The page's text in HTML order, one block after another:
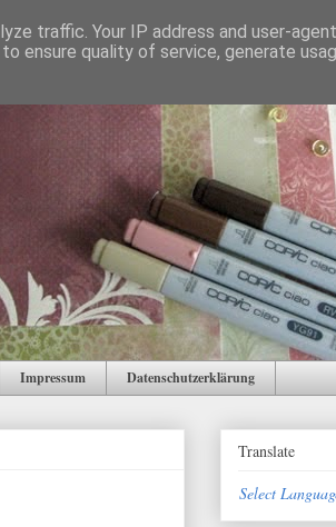
Impressum Datenschutzerklärung
Translate
Select
traffic. Your IP address and user-agent
ensure quality of service, generate